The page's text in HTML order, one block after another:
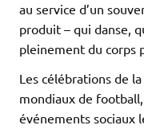
au service d’un
produit – qui danse,
pleinement du corps
Les célébrations de
mondiaux de
événements sociaux